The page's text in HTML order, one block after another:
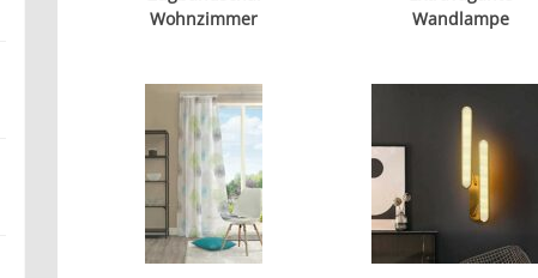
Wohnzimmer
Wandlampe